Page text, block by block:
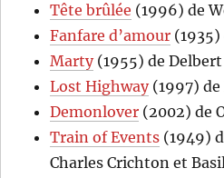
Tête brûlée (1996) de
Fanfare d’amour
Marty(1955) de
Lost Highway(1997) de
Demonlover (2002) de
Train of Events (1949)
Charles Crichton et